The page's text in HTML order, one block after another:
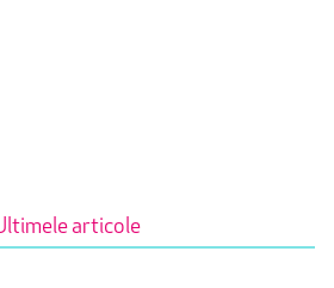
articole